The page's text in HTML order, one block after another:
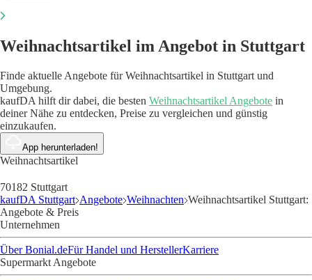
Weihnachtsartikel im Angebot in Stuttgart
Finde aktuelle Angebote für Weihnachtsartikel in Stuttgart und
Umgebung.
kaufDA hilft dir dabei, die besten Weihnachtsartikel Angebote in
deiner Nähe zu entdecken, Preise zu vergleichen und günstig
einzukaufen.
App herunterladen!
Weihnachtsartikel
70182 Stuttgart
kaufDA Stuttgart Angebote Weihnachten Weihnachtsartikel Stuttgart:
Angebote & Preis
Unternehmen
Über Bonial.deFür Handel und HerstellerKarriere
Supermarkt Angebote